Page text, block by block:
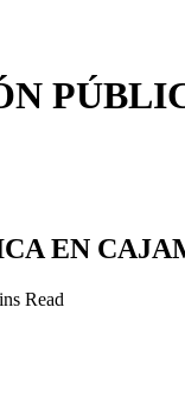
EN
Read